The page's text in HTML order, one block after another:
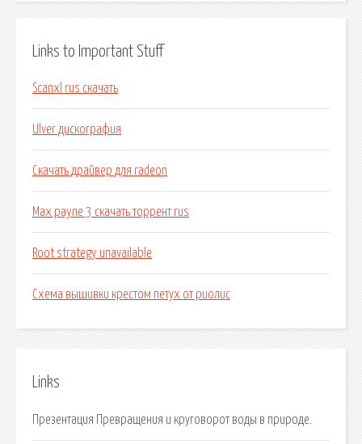
Links to Important Stuff
Scanxl rus скачать
Ulver дискография
Скачать драйвер для radeon
Max payne 3 скачать торрент rus
Root strategy unavailable
Схема вышивки крестом петух от риолис
Links
Презентация Превращения и круговорот воды в природе.